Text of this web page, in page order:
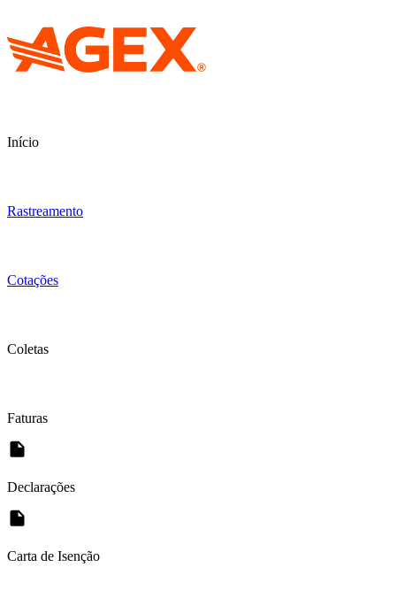
Início
Rastreamento
Cotações
Coletas
Faturas
Declarações
Carta de Isenção